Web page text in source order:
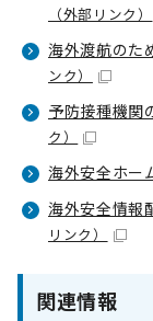
（外部リンク）
海外渡航のた
ンク）
予防接種機関
ク）
海外安全ホー
海外安全情報
リンク）
関連情報